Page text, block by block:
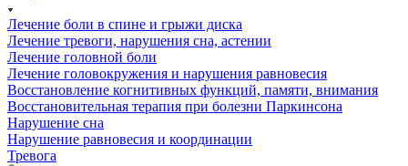
Лечение боли в спине и грыжи диска
Лечение тревоги, нарушения сна, астении
Лечение головной боли
Лечение головокружения и нарушения равновесия
Восстановление когнитивных функций, памяти, внимания
Восстановительная терапия при болезни Паркинсона
Нарушение сна
Нарушение равновесия и координации
Тревога